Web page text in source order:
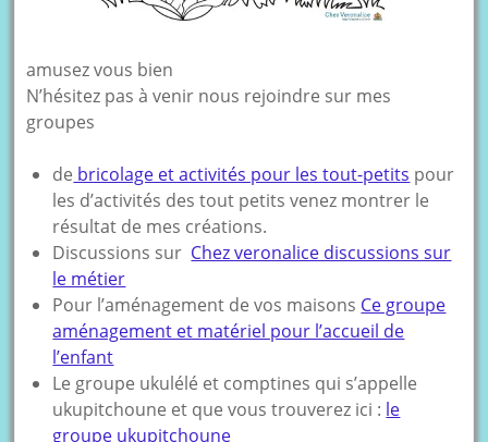
amusez vous bien
N’hésitez pas à venir nous rejoindre sur mes
groupes
de bricolage et activités pour les tout-petits pour
les d’activités des tout petits venez montrer le
résultat de mes créations.
Discussions sur Chez veronalice discussions sur
le métier
Pour l’aménagement de vos maisons Ce groupe
aménagement et matériel pour l’accueil de
l’enfant
Le groupe ukulélé et comptines qui s’appelle
ukupitchoune et que vous trouverez ici : le
groupe ukupitchoune